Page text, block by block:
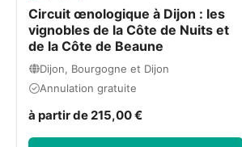
Circuit œnologique à Dijon : les
vignobles de la Côte de Nuits et
de la Côte de Beaune
Dijon, Bourgogne et Dijon
Annulation gratuite
à partir de 215,00 €